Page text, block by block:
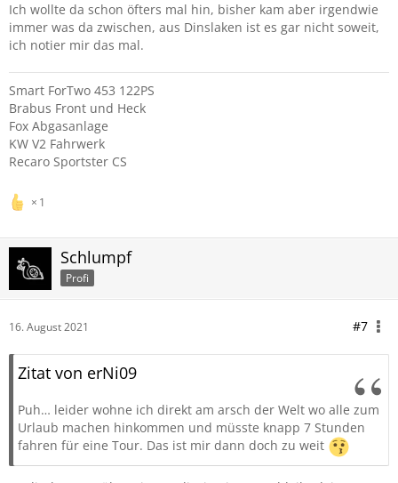
Ich wollte da schon öfters mal hin, bisher kam aber irgendwie
immer was da zwischen, aus Dinslaken ist es gar nicht soweit,
ich notier mir das mal.
Smart ForTwo 453 122PS
Brabus Front und Heck
Fox Abgasanlage
KW V2 Fahrwerk
Recaro Sportster CS
1
Schlumpf
Profi
16. August 2021 #7
Zitat von erNi09
Puh… leider wohne ich direkt am arsch der Welt wo alle zum
Urlaub machen hinkommen und müsste knapp 7 Stunden
fahren für eine Tour. Das ist mir dann doch zu weit